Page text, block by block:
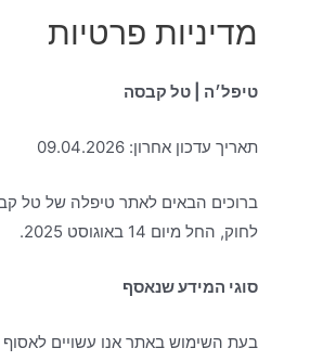
מדיניות פרטיות
טיפל׳ה | טל קבסה
תאריך עדכון אחרון: 09.04.2026
לחוק, החל מיום 14 באוגוסט 2025.
סוגי המידע שנאסף
בעת השימוש באתר אנו עשויים